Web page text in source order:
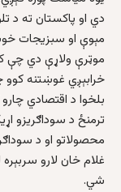
دي او پاکستان ته د
مېوې او سبزیجات
موټرې ولاړې دي چې
خرابېږي غوښتنه
بلخوا د اقتصادي
ترمنځ د سوداګریزو
محصولاتو او د
غلام خان لارو
شي.